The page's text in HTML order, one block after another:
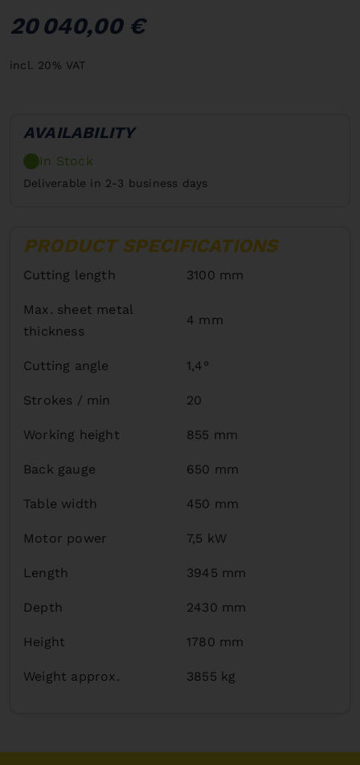
20 040,00 €
incl. 20% VAT
AVAILABILITY
In Stock
Deliverable in 2-3 business days
PRODUCT SPECIFICATIONS
Cutting length 3100 mm
Max. sheet metal
thickness
4 mm
Cutting angle 1,4°
Strokes / min 20
Working height 855 mm
Back gauge 650 mm
Table width 450 mm
Motor power 7,5 kW
Length 3945 mm
Depth 2430 mm
Height 1780 mm
Weight approx. 3855 kg